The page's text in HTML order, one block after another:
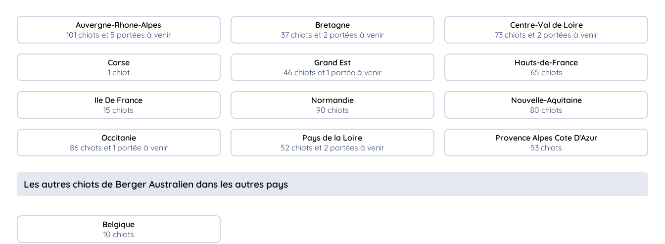
Auvergne-Rhone-Alpes
101 chiots et 5 portées à venir
Bretagne
37 chiots et 2 portées à venir
Centre-Val de Loire
73 chiots et 2 portées à venir
Corse
1 chiot
Grand Est
46 chiots et 1 portée à venir
Hauts-de-France
65 chiots
Ile De France
15 chiots
Normandie
90 chiots
Nouvelle-Aquitaine
80 chiots
Occitanie
86 chiots et 1 portée à venir
Pays de la Loire
52 chiots et 2 portées à venir
Provence Alpes Cote D'Azur
53 chiots
Les autres chiots de Berger Australien dans les autres pays
Belgique
10 chiots